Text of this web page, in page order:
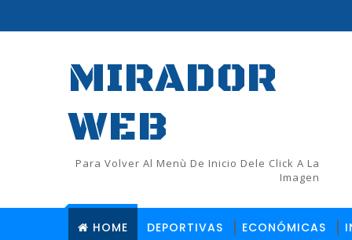
MIRADOR
WEB
Para Volver Al Menù De Inicio Dele Click A La
Imagen
HOME DEPORTIVAS ECONÓMICAS